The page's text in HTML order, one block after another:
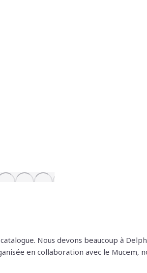
Nous devons beaucoup à
en collaboration avec le Mucem,